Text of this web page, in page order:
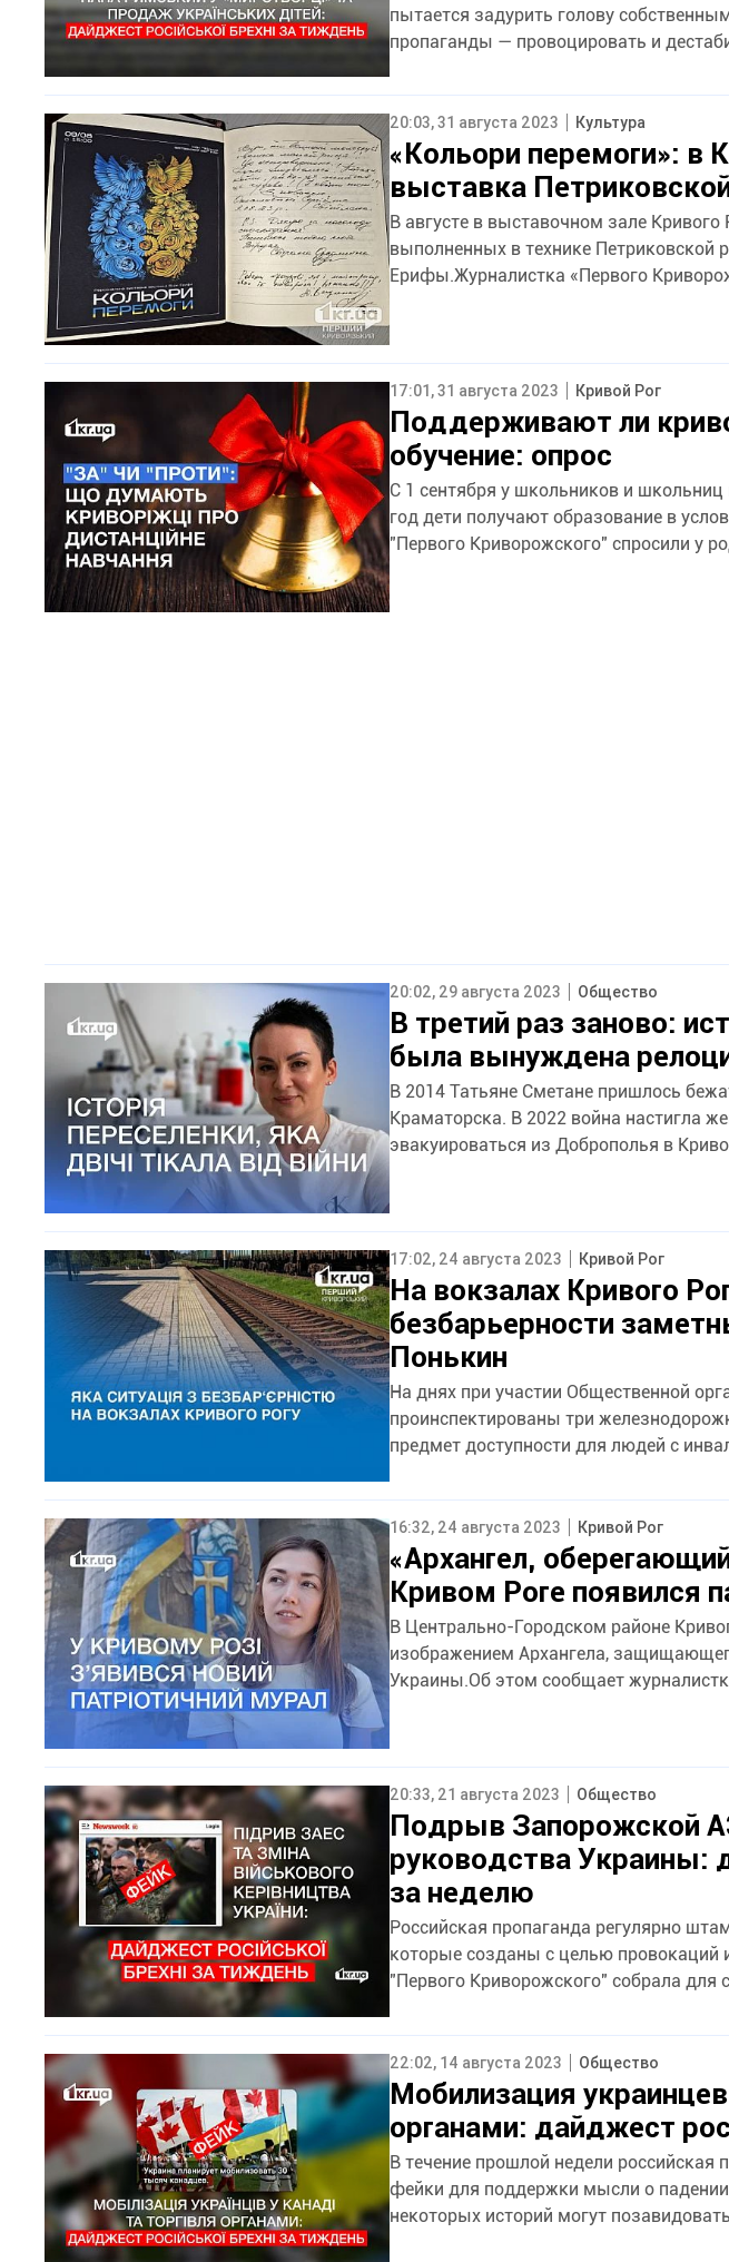
пытается задурить голову
пропаганды — провоцировать и
20:03, 31 августа 2023 Культура
«Кольори перемоги»: в
выставка
В августе в выставочном зале
выполненных в технике
Ерифы.Журналистка «Первого
17:01, 31 августа 2023 Кривой Рог
Поддерживают ли
обучение: опрос
С 1 сентября у школьников и
год дети получают образование в
"Первого Криворожского" спросили у
20:02, 29 августа 2023 Общество
В третий раз заново:
была вынуждена
В 2014 Татьяне Сметане пришлось
Краматорска. В 2022 война настигла
эвакуироваться из Доброполья в
17:02, 24 августа 2023 Кривой Рог
На вокзалах Кривого
безбарьерности
Понькин
На днях при участии Общественной
проинспектированы три
предмет доступности для людей с
16:32, 24 августа 2023 Кривой Рог
«Архангел,
Кривом Роге появился
В Центрально-Городском районе
изображением Архангела,
Украины.Об этом сообщает
20:33, 21 августа 2023 Общество
Подрыв Запорожской
руководства Украины:
за неделю
Российская пропаганда регулярно
которые созданы с целью провокаций
"Первого Криворожского" собрала для
22:02, 14 августа 2023 Общество
Мобилизация
органами: дайджест
В течение прошлой недели
фейки для поддержки мысли о
некоторых историй могут